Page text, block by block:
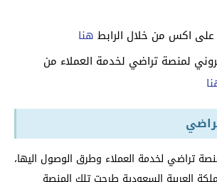
اكس من خلال الرابط هنا
لمنصة تراضي لخدمة العملاء من
تراضي لخدمة العملاء وطرق الوصول اليها،